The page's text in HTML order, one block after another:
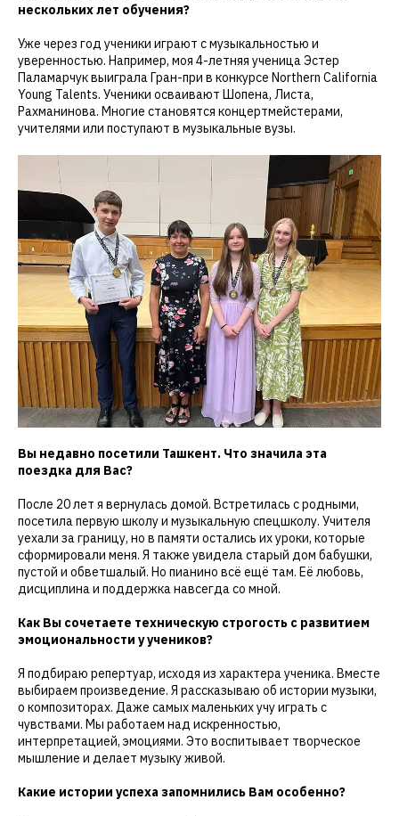
нескольких лет обучения?
Уже через год ученики играют с музыкальностью и
уверенностью. Например, моя 4-летняя ученица Эстер
Паламарчук выиграла Гран-при в конкурсе Northern California
Young Talents. Ученики осваивают Шопена, Листа,
Рахманинова. Многие становятся концертмейстерами,
учителями или поступают в музыкальные вузы.
Вы недавно посетили Ташкент. Что значила эта
поездка для Вас?
После 20 лет я вернулась домой. Встретилась с родными,
посетила первую школу и музыкальную спецшколу. Учителя
уехали за границу, но в памяти остались их уроки, которые
сформировали меня. Я также увидела старый дом бабушки,
пустой и обветшалый. Но пианино всё ещё там. Её любовь,
дисциплина и поддержка навсегда со мной.
Как Вы сочетаете техническую строгость с развитием
эмоциональности у учеников?
Я подбираю репертуар, исходя из характера ученика. Вместе
выбираем произведение. Я рассказываю об истории музыки,
о композиторах. Даже самых маленьких учу играть с
чувствами. Мы работаем над искренностью,
интерпретацией, эмоциями. Это воспитывает творческое
мышление и делает музыку живой.
Какие истории успеха запомнились Вам особенно?